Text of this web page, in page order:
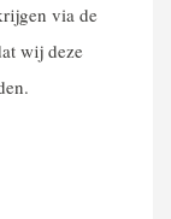
via de
wij deze